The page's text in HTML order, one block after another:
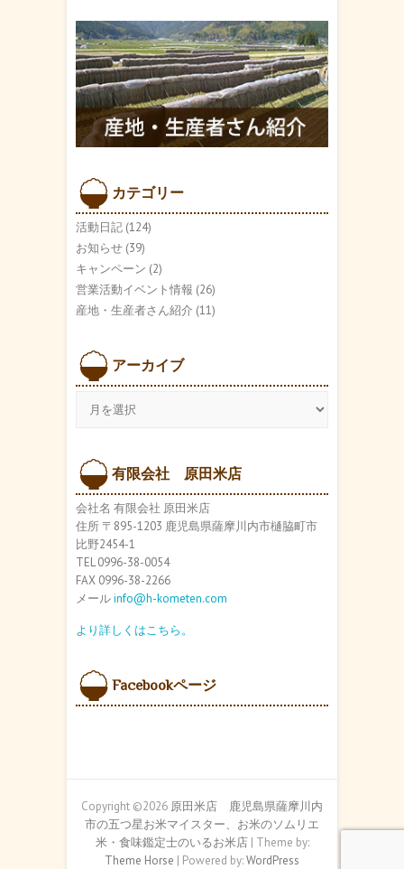
カテゴリー
活動日記 (124)
お知らせ (39)
キャンペーン (2)
営業活動イベント情報 (26)
産地・生産者さん紹介 (11)
アーカイブ
ブ
有限会社 原田米店
会社名 有限会社 原田米店
住所 〒895-1203 鹿児島県薩摩川内市樋脇町市
比野2454-1
TEL 0996-38-0054
FAX 0996-38-2266
メールinfo@h-kometen.com
より詳しくはこちら。
Facebookページ
Copyright ©2026 原田米店 鹿児島県薩摩川内
市の五つ星お米マイスター、お米のソムリエ
米・食味鑑定士のいるお米店| Theme by:
Theme Horse | Powered by:WordPress